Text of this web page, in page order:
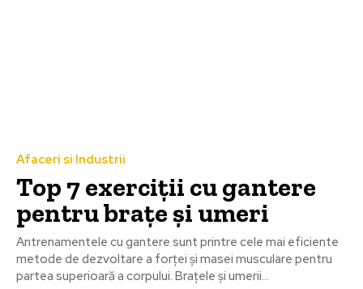
Afaceri si Industrii
Top 7 exerciții cu gantere
pentru brațe și umeri
Antrenamentele cu gantere sunt printre cele mai eficiente
metode de dezvoltare a forței și masei musculare pentru
partea superioară a corpului. Brațele și umerii...